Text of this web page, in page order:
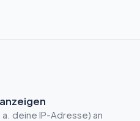
deine IP-Adresse) an